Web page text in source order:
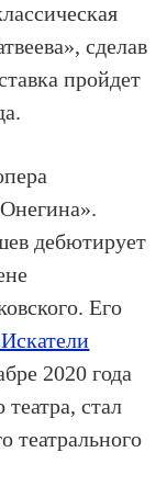
сделав
пройдет
дебютирует
Его
2020 года
стал